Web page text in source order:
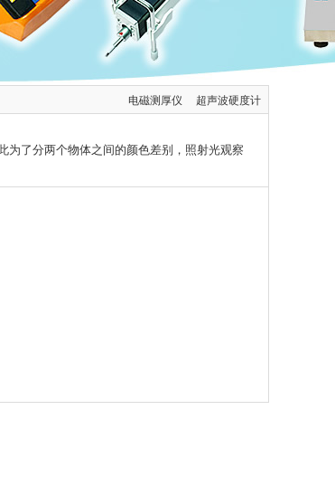
电磁测厚仪 超声波硬度计
为了分两个物体之间的颜色差别，照射光观察